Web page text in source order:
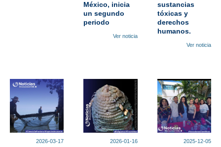
México, inicia
un segundo
periodo
Ver noticia
sustancias
tóxicas y
derechos
humanos.
Ver noticia
2026-03-17 2026-01-16 2025-12-05